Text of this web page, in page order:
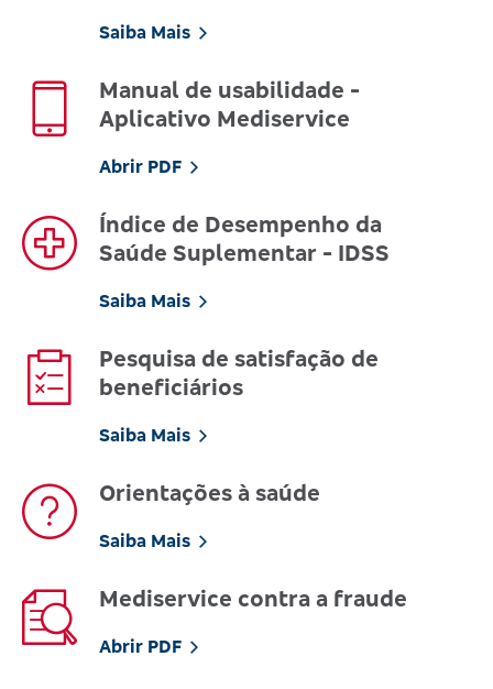
Saiba Mais
Manual de usabilidade -
Aplicativo Mediservice
Abrir PDF
Índice de Desempenho da
Saúde Suplementar - IDSS
Saiba Mais
Pesquisa de satisfação de
beneficiários
Saiba Mais
Orientações à saúde
Saiba Mais
Mediservice contra a fraude
Abrir PDF